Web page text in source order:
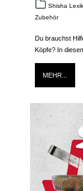
Shisha
Zubehör
Du brauchst
Köpfe? In
MEHR...